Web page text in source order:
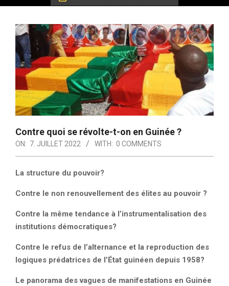
Contre quoi se révolte-t-on en Guinée ?
ON: 7. JUILLET 2022 WITH: 0 COMMENTS
La structure du pouvoir?
Contre le non renouvellement des élites au pouvoir ?
Contre la même tendance à l’instrumentalisation des
institutions démocratiques?
Contre le refus de l’alternance et la reproduction des
logiques prédatrices de l’État guinéen depuis 1958?
Le panorama des vagues de manifestations en Guinée